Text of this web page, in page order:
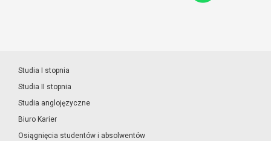
Studia I stopnia
Studia II stopnia
Studia anglojęzyczne
Biuro Karier
Osiągnięcia studentów i absolwentów